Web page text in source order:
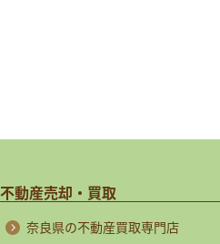
不動産売却・買取
奈良県の不動産買取専門店